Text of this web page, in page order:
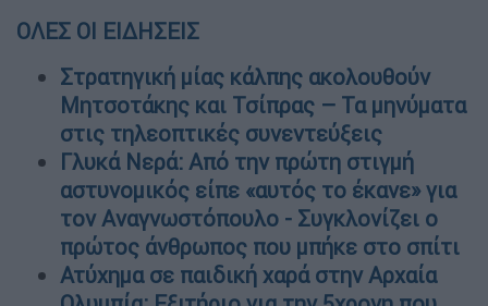
ΟΛΕΣ ΟΙ ΕΙΔΗΣΕΙΣ
Στρατηγική μίας κάλπης ακολουθούν
Μητσοτάκης και Τσίπρας – Τα μηνύματα
στις τηλεοπτικές συνεντεύξεις
Γλυκά Νερά: Από την πρώτη στιγμή
αστυνομικός είπε «αυτός το έκανε» για
τον Αναγνωστόπουλο - Συγκλονίζει ο
πρώτος άνθρωπος που μπήκε στο σπίτι
Ατύχημα σε παιδική χαρά στην Αρχαία